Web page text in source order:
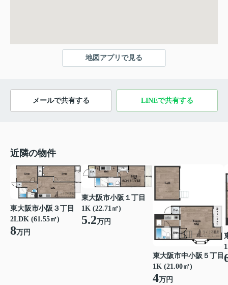
地図アプリで見る
メールで共有する LINEで共有する
近隣の物件
東大阪市小阪３丁目
2LDK (61.55㎡)
8万円
東大阪市小阪１丁目
1K (22.71㎡)
5.2万円
東大阪市中小阪５丁目
1K (21.00㎡)
4万円